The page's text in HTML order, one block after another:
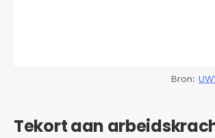
Bron:
Tekort aan